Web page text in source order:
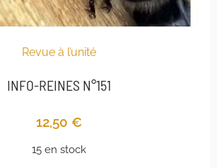
Revue à l’unité
INFO-REINES N°151
12,50 €
15 en stock